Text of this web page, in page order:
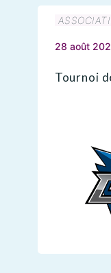
28 août
Tournoi